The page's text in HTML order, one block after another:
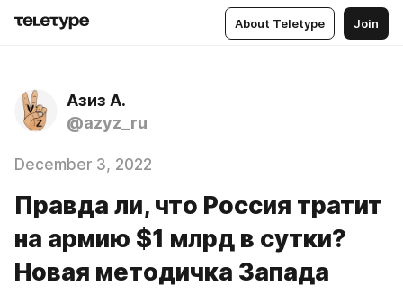
About Teletype Join
Азиз А.
@azyz_ru
December 3, 2022
Правда ли, что Россия тратит
на армию $1 млрд в сутки?
Новая методичка Запада